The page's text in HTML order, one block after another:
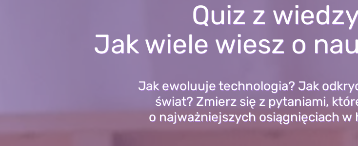
Quiz z
Jak wiele wiesz o
Jak ewoluuje technologia? Jak
świat? Zmierz się z pytaniami,
o najważniejszych osiągnięciach